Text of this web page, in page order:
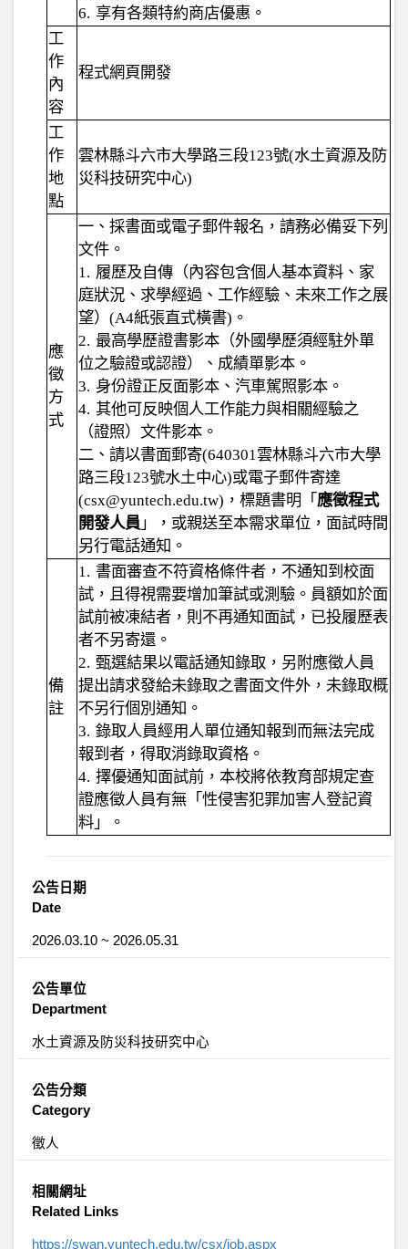
6. 享有各類特約商店優惠。
工
作
內
容
程式網頁開發
工
作
地
點
雲林縣斗六市大學路三段123號(水土資源及防
災科技研究中心)
應
徵
方
式
一、採書面或電子郵件報名，請務必備妥下列
文件。
1. 履歷及自傳（內容包含個人基本資料、家
庭狀況、求學經過、工作經驗、未來工作之展
望） (A4紙張直式橫書) 。
2. 最高學歷證書影本（外國學歷須經駐外單
位之驗證或認證）、成績單影本。
3. 身份證正反面影本、汽車駕照影本。
4. 其他可反映個人工作能力與相關經驗之
（證照）文件影本。
二、請以書面郵寄(640301雲林縣斗六市大學
路三段123號水土中心)或電子郵件寄達
(csx@yuntech.edu.tw) ，標題書明「 應徵程式
開發人員 」，或親送至本需求單位，面試時間
另行電話通知。
備
註
1. 書面審查不符資格條件者，不通知到校面
試，且得視需要增加筆試或測驗。員額如於面
試前被凍結者，則不再通知面試，已投履歷表
者不另寄還。
2. 甄選結果以電話通知錄取，另附應徵人員
提出請求發給未錄取之書面文件外，未錄取概
不另行個別通知。
3. 錄取人員經用人單位通知報到而無法完成
報到者，得取消錄取資格。
4. 擇優通知面試前，本校將依教育部規定查
證應徵人員有無「性侵害犯罪加害人登記資
料」。
公告日期
Date
2026.03.10 ~ 2026.05.31
公告單位
Department
水土資源及防災科技研究中心
公告分類
Category
徵人
相關網址
Related Links
https://swan.yuntech.edu.tw/csx/job.aspx